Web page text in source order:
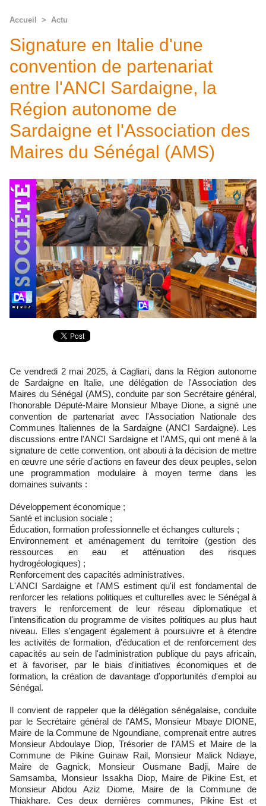
Accueil > Actu
Signature en Italie d'une
convention de partenariat
entre l'ANCI Sardaigne, la
Région autonome de
Sardaigne et l'Association des
Maires du Sénégal (AMS)
Ce vendredi 2 mai 2025, à Cagliari, dans la Région autonome
de Sardaigne en Italie, une délégation de l'Association des
Maires du Sénégal (AMS), conduite par son Secrétaire général,
l'honorable Député-Maire Monsieur Mbaye Dione, a signé une
convention de partenariat avec l'Association Nationale des
Communes Italiennes de la Sardaigne (ANCI Sardaigne). Les
discussions entre l'ANCI Sardaigne et l'AMS, qui ont mené à la
signature de cette convention, ont abouti à la décision de mettre
en œuvre une série d'actions en faveur des deux peuples, selon
une programmation modulaire à moyen terme dans les
domaines suivants :
Développement économique ;
Santé et inclusion sociale ;
Éducation, formation professionnelle et échanges culturels ;
Environnement et aménagement du territoire (gestion des
ressources en eau et atténuation des risques
hydrogéologiques) ;
Renforcement des capacités administratives.
L'ANCI Sardaigne et l'AMS estiment qu'il est fondamental de
renforcer les relations politiques et culturelles avec le Sénégal à
travers le renforcement de leur réseau diplomatique et
l'intensification du programme de visites politiques au plus haut
niveau. Elles s'engagent également à poursuivre et à étendre
les activités de formation, d'éducation et de renforcement des
capacités au sein de l'administration publique du pays africain,
et à favoriser, par le biais d'initiatives économiques et de
formation, la création de davantage d'opportunités d'emploi au
Sénégal.
Il convient de rappeler que la délégation sénégalaise, conduite
par le Secrétaire général de l'AMS, Monsieur Mbaye DIONE,
Maire de la Commune de Ngoundiane, comprenait entre autres
Monsieur Abdoulaye Diop, Trésorier de l'AMS et Maire de la
Commune de Pikine Guinaw Rail, Monsieur Malick Ndiaye,
Maire de Gagnick, Monsieur Ousmane Badji, Maire de
Samsamba, Monsieur Issakha Diop, Maire de Pikine Est, et
Monsieur Abdou Aziz Diome, Maire de la Commune de
Thiakhare. Ces deux dernières communes, Pikine Est et